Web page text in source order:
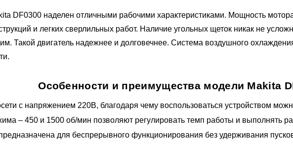
DF0300 наделен отличными рабочими характеристиками. Мощность мотора
и легких сверлильных работ. Наличие угольных щеток никак не
Такой двигатель надежнее и долговечнее. Система воздушного
Особенности и преимущества модели Makita
с напряжением 220В, благодаря чему воспользоваться устройством
– 450 и 1500 об/мин позволяют регулировать темп работы и выполнять
для беспрерывного функционирования без удерживания